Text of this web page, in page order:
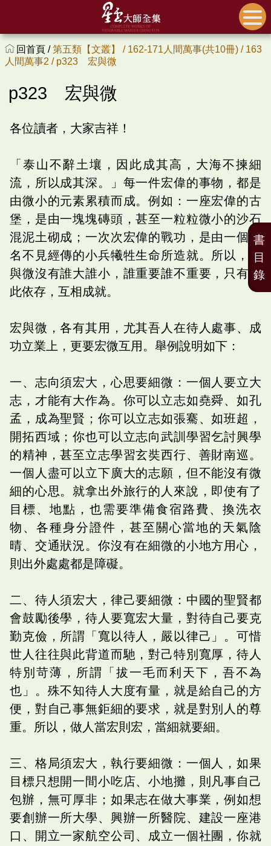
回首頁 /第五類【文叢】 / 162-171人間萬事(共10冊) / 163
人間萬事2 / p323 宏與微
p323 宏與微
各位讀者，大家吉祥！
「泰山不辭土壤，因此成其高，大海不揀細
流，所以成其深。」每一件宏偉的事物，都是
由微小的元素累積而成。例如：一座宏偉的古
堡，是由一塊塊磚頭，甚至一粒粒微小的沙石
混泥土砌成；一次次宏偉的戰功，是由一個個
名不見經傳的小兵犧牲生命所造就。所以，宏
與微沒有誰大誰小，誰重要誰不重要，只有彼
此依存，互相成就。
宏與微，各有其用，尤其吾人在待人處事、成
功立業上，更要宏微互用。舉例說明如下：
一、志向須宏大，心思要細微：一個人要立大
志，才能有大作為。你可以立志如堯舜、如孔
孟，成為聖賢；你可以立志如張騫、如班超，
開拓西域；你也可以立志向武訓學習乞討興學
的精神，甚至立志學習玄奘西行、善財南巡。
一個人盡可以立下廣大的志願，但不能沒有微
細的心思。就拿出外旅行的人來說，即使有了
目標、地點，也需要準備食宿路費、換洗衣
物、各種身分證件，甚至關心當地的天氣陰
晴、交通狀況。你沒有在細微的小地方用心，
則出外處處都是障礙。
二、待人須宏大，律己要細微：中國的聖賢都
會鼓勵後學，待人要寬宏大量，對待自己要克
勤克儉，所謂「寬以待人，嚴以律己」。可惜
世人往往與此背道而馳，對己特別寬厚，待人
特別苛薄，所謂「拔一毛而利天下，吾不為
也」。殊不知待人大度有量，就是給自己的方
便，對自己事無鉅細的要求，就是對別人的尊
重。所以，做人當宏則宏，當細就要細。
三、格局須宏大，執行要細微：一個人，如果
目標只想開一間小吃店、小地攤，則凡事自己
包辦，無可厚非；如果志在做大事業，例如想
要創辦一所大學、興辦一所醫院、建設一座港
口、開立一家航空公司、成立一個社團，你就
書
目
錄